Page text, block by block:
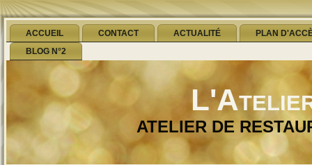
ACCUEIL CONTACT ACTUALITÉ
PLAN
BLOG N°2
ATELIER DE